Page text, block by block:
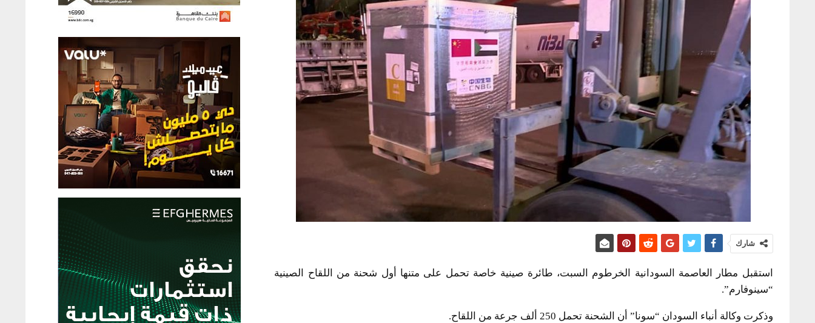
شارك
استقبل مطار العاصمة السودانية الخرطوم السبت، طائرة صينية خاصة تحمل على متنها أول شحنة من اللقاح الصينية
“سينوفارم”.
وذكرت وكالة أنباء السودان “سونا” أن الشحنة تحمل 250 ألف جرعة من اللقاح.